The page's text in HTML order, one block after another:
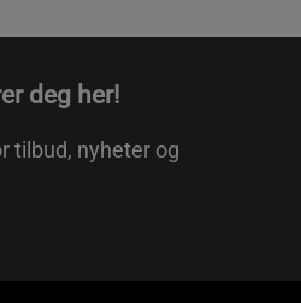
deg her!
tilbud, nyheter og